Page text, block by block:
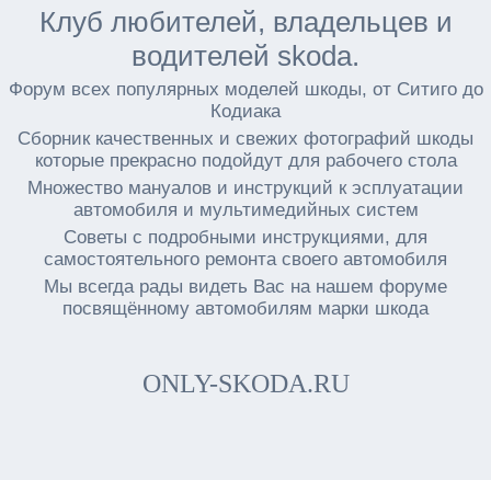
Клуб любителей, владельцев и
водителей skoda.
Форум всех популярных моделей шкоды, от Ситиго до
Кодиака
Сборник качественных и свежих фотографий шкоды
которые прекрасно подойдут для рабочего стола
Множество мануалов и инструкций к эсплуатации
автомобиля и мультимедийных систем
Советы с подробными инструкциями, для
самостоятельного ремонта своего автомобиля
Мы всегда рады видеть Вас на нашем форуме
посвящённому автомобилям марки шкода
ONLY-SKODA.RU